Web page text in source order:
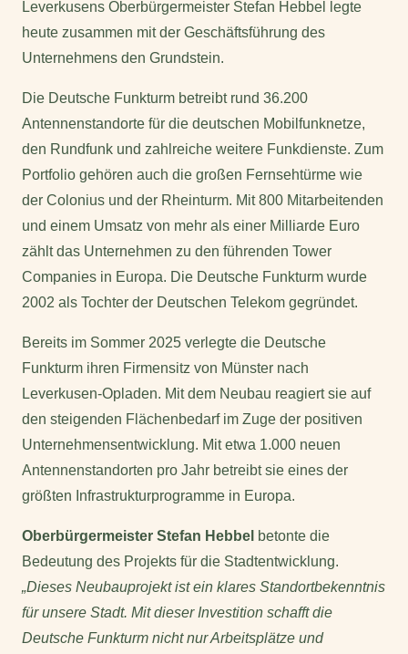
Leverkusens Oberbürgermeister Stefan Hebbel legte
heute zusammen mit der Geschäftsführung des
Unternehmens den Grundstein.
Die Deutsche Funkturm betreibt rund 36.200
Antennenstandorte für die deutschen Mobilfunknetze,
den Rundfunk und zahlreiche weitere Funkdienste. Zum
Portfolio gehören auch die großen Fernsehtürme wie
der Colonius und der Rheinturm. Mit 800 Mitarbeitenden
und einem Umsatz von mehr als einer Milliarde Euro
zählt das Unternehmen zu den führenden Tower
Companies in Europa. Die Deutsche Funkturm wurde
2002 als Tochter der Deutschen Telekom gegründet.
Bereits im Sommer 2025 verlegte die Deutsche
Funkturm ihren Firmensitz von Münster nach
Leverkusen-Opladen. Mit dem Neubau reagiert sie auf
den steigenden Flächenbedarf im Zuge der positiven
Unternehmensentwicklung. Mit etwa 1.000 neuen
Antennenstandorten pro Jahr betreibt sie eines der
größten Infrastrukturprogramme in Europa.
Oberbürgermeister Stefan Hebbel betonte die
Bedeutung des Projekts für die Stadtentwicklung.
„Dieses Neubauprojekt ist ein klares Standortbekenntnis
für unsere Stadt. Mit dieser Investition schafft die
Deutsche Funkturm nicht nur Arbeitsplätze und